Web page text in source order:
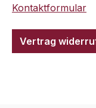
Kontaktformular
Vertrag